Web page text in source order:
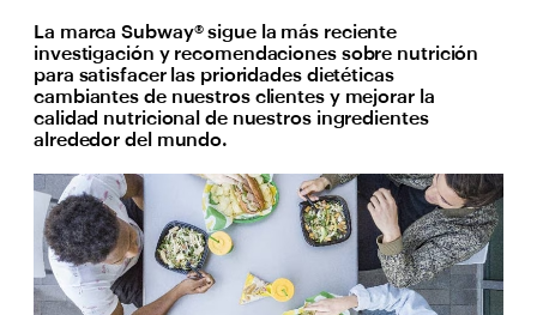
La marca Subway® sigue la más reciente
investigación y recomendaciones sobre nutrición
para satisfacer las prioridades dietéticas
cambiantes de nuestros clientes y mejorar la
calidad nutricional de nuestros ingredientes
alrededor del mundo.